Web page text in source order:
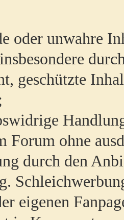
oder unwahre
geschützte
Forum ohne
durch den
eigenen